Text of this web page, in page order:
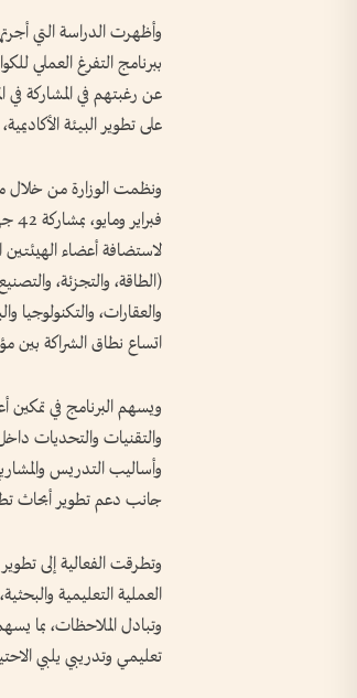
وأظهرت الدراسة التي
على تطوير البيئة
ونظمت الوزارة من خلال
لاستضافة أعضاء
(الطاقة، والتجزئة،
والعقارات، والتكنولوجيا
اتساع نطاق الشراكة بين
ويسهم البرنامج في تمكين
والتقنيات والتحديات
وأساليب التدريس
جانب دعم تطوير أبحاث
وتطرقت الفعالية إلى
العملية التعليمية
وتبادل الملاحظات، بما
تعليمي وتدريبي يلبي